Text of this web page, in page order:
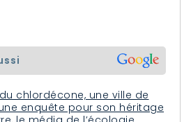
chlordécone, une ville de
enquête pour son héritage